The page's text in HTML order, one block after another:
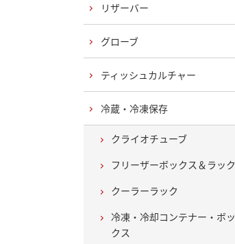
リザーバー
グローブ
ティッシュカルチャー
冷蔵・冷凍保存
クライオチューブ
フリーザーボックス＆ラック
クーラーラック
冷凍・冷却コンテナー・ボッ
クス